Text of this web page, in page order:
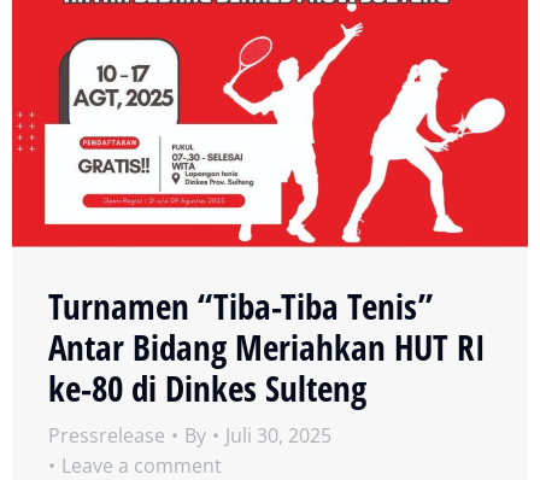
Turnamen “Tiba-Tiba Tenis”
Antar Bidang Meriahkan HUT RI
ke-80 di Dinkes Sulteng
Pressrelease By
Juli 30, 2025
Leave a comment